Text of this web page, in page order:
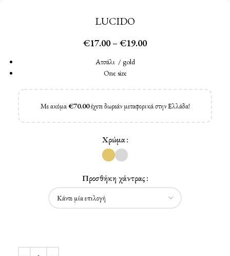
LUCIDO
€17.00 – €19.00
Ατσάλι / gold
One size
Με ακόμα€70.00έχετε δωρεάν μεταφορικά στην Ελλάδα!
Χρώμα
Προσθήκη χάντρας